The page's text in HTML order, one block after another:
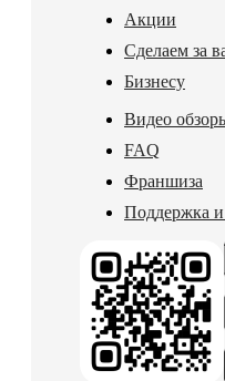
Акции
Сделаем за
Бизнесу
Видео
FAQ
Франшиза
Поддержка